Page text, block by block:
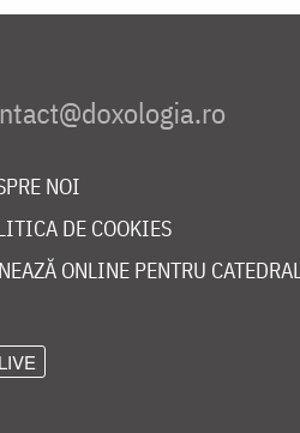
NOI
DE COOKIES
ONLINE PENTRU
LIVE